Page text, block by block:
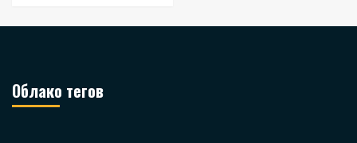
Облако тегов